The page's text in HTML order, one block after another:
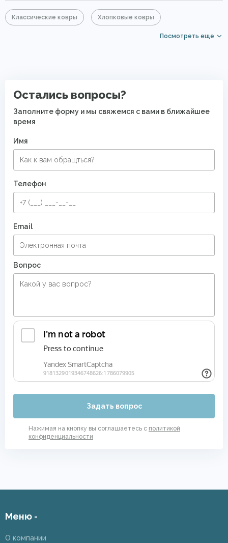
Классические ковры Хлопковые ковры
Синие ковры
Посмотреть еще
Остались вопросы?
Заполните форму и мы свяжемся с вами в ближайшее
время
Имя
Телефон
Email
Вопрос
Задать вопрос
Нажимая на кнопку вы соглашаетесь с политикой
конфиденциальности
Меню -
О компании